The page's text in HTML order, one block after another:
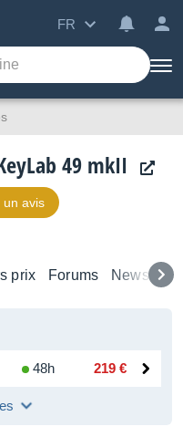
FR
49 mkII
un avis
prix Forums News
48h 219 €